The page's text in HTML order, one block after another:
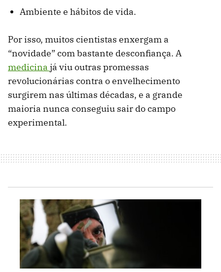
Ambiente e hábitos de vida.
Por isso, muitos cientistas enxergam a
“novidade” com bastante desconfiança. A
medicina já viu outras promessas
revolucionárias contra o envelhecimento
surgirem nas últimas décadas, e a grande
maioria nunca conseguiu sair do campo
experimental.